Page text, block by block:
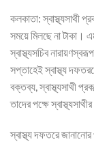
কলকাতা: স্বাস্থ্যসাথী
সময়ে মিলছে না টাকা।
স্বাস্থ্যসচিব
সপ্তাহেই স্বাস্থ্য
বক্তব্য, স্বাস্থ্যসাথী
তাদের পক্ষে
স্বাস্থ্য দফতরে